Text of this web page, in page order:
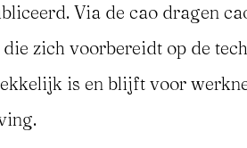
Via de cao dragen
zich voorbereidt op de
is en blijft voor